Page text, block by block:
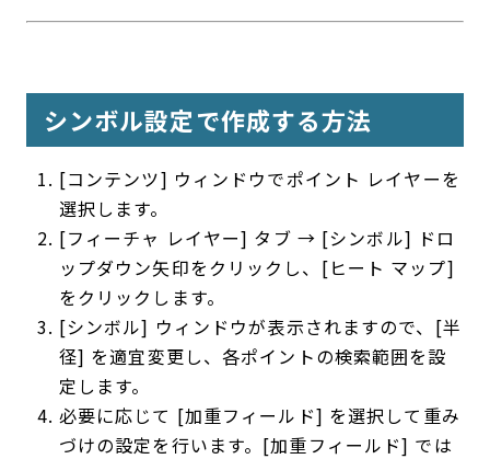
シンボル設定で作成する方法
[コンテンツ] ウィンドウでポイント レイヤーを
選択します。
[フィーチャ レイヤー] タブ → [シンボル] ドロ
ップダウン矢印をクリックし、[ヒート マップ]
をクリックします。
[シンボル] ウィンドウが表示されますので、[半
径] を適宜変更し、各ポイントの検索範囲を設
定します。
必要に応じて [加重フィールド] を選択して重み
づけの設定を行います。[加重フィールド] では